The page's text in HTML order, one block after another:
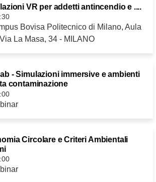
VR per addetti antincendio e ....
Bovisa Politecnico di Milano, Aula
La Masa, 34 - MILANO
- Simulazioni immersive e ambienti
contaminazione
Circolare e Criteri Ambientali